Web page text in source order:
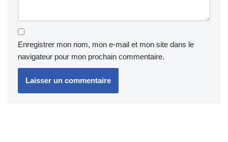
Enregistrer mon nom, mon e-mail et mon site dans le
navigateur pour mon prochain commentaire.